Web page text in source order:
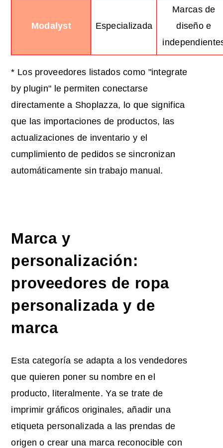
Modalyst Especializada
Marcas de
diseño e
* Los proveedores listados como "integrate
by plugin" le permiten conectarse
directamente a Shoplazza, lo que significa
que las importaciones de productos, las
actualizaciones de inventario y el
cumplimiento de pedidos se sincronizan
automáticamente sin trabajo manual.
Marca y
personalización:
proveedores de ropa
personalizada y de
marca
Esta categoría se adapta a los vendedores
que quieren poner su nombre en el
producto, literalmente. Ya se trate de
imprimir gráficos originales, añadir una
etiqueta personalizada a las prendas de
origen o crear una marca reconocible con